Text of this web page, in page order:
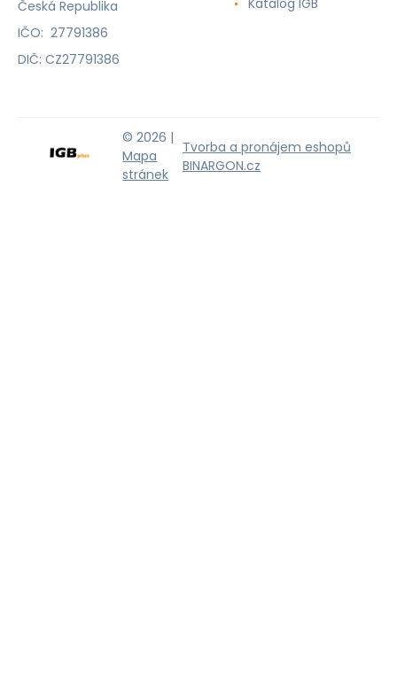
Česká Republika
IČO: 27791386
DIČ: CZ27791386
© 2026 |
Mapa
stránek
Tvorba a pronájem eshopů
BINARGON.cz